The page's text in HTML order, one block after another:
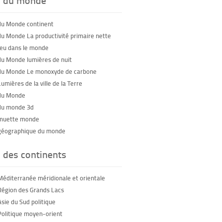
Monde continent
Monde La productivité primaire nette
dans le monde
Monde lumières de nuit
Monde Le monoxyde de carbone
de la ville de la Terre
Monde
monde 3d
monde
du monde
des continents
méridionale et orientale
des Grands Lacs
du Sud politique
moyen-orient